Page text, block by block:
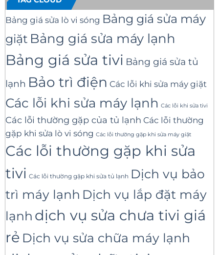
Bảng giá sửa lò vi sóng Bảng giá sửa máy
giặt Bảng giá sửa máy lạnh
Bảng giá sửa tivi Bảng giá sửa tủ
lạnh Bảo trì điện Các lỗi khi sửa máy giặt
Các lỗi khi sửa máy lạnh Các lỗi khi sửa tivi
Các lỗi thường gặp của tủ lạnh Các lỗi thường
gặp khi sửa lò vi sóng Các lỗi thường gặp khi sửa máy giặt
Các lỗi thường gặp khi sửa
tivi Các lỗi thường gặp khi sửa tủ lạnh Dịch vụ bảo
trì máy lạnh Dịch vụ lắp đặt máy
lạnh dịch vụ sửa chưa tivi giá
rẻ Dịch vụ sửa chữa máy lạnh